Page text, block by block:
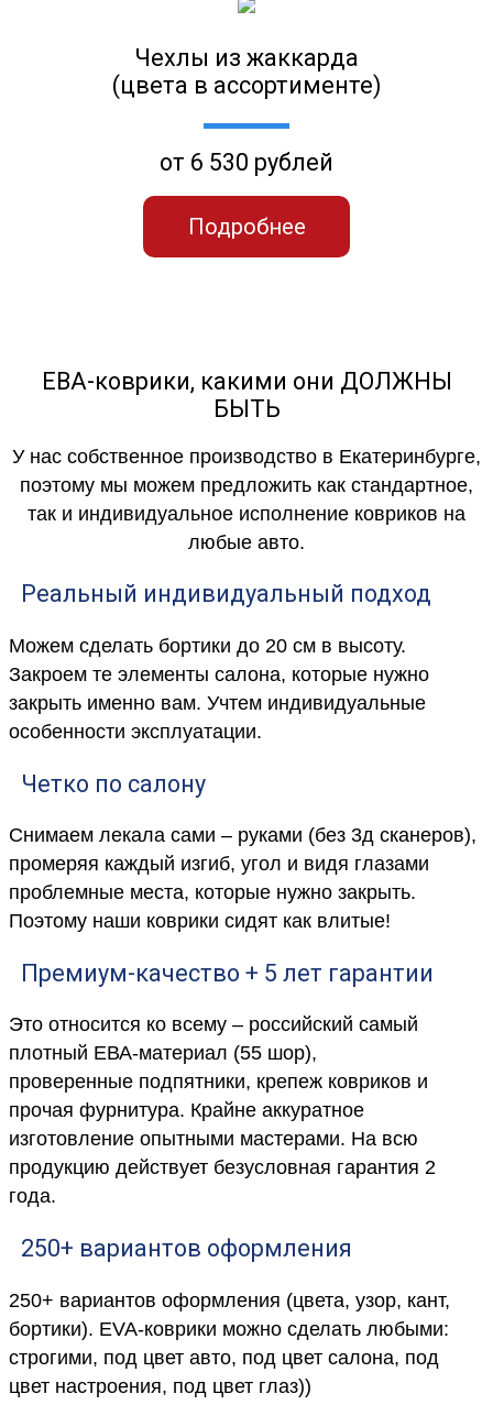
Чехлы из жаккарда
(цвета в ассортименте)
от 6 530 рублей
Подробнее
ЕВА-коврики, какими они ДОЛЖНЫ
БЫТЬ
У нас собственное производство в Екатеринбурге,
поэтому мы можем предложить как стандартное,
так и индивидуальное исполнение ковриков на
любые авто.
Реальный индивидуальный подход
Можем сделать бортики до 20 см в высоту.
Закроем те элементы салона, которые нужно
закрыть именно вам. Учтем индивидуальные
особенности эксплуатации.
Четко по салону
Снимаем лекала сами – руками (без 3д сканеров),
промеряя каждый изгиб, угол и видя глазами
проблемные места, которые нужно закрыть.
Поэтому наши коврики сидят как влитые!
Премиум-качество + 5 лет гарантии
Это относится ко всему – российский самый
плотный ЕВА-материал (55 шор),
проверенные подпятники, крепеж ковриков и
прочая фурнитура. Крайне аккуратное
изготовление опытными мастерами. На всю
продукцию действует безусловная гарантия 2
года.
250+ вариантов оформления
250+ вариантов оформления (цвета, узор, кант,
бортики). EVA-коврики можно сделать любыми:
строгими, под цвет авто, под цвет салона, под
цвет настроения, под цвет глаз))